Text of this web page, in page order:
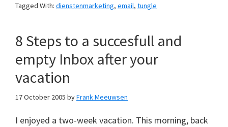
Tagged With: dienstenmarketing, email, tungle
8 Steps to a succesfull and
empty Inbox after your
vacation
17 October 2005 byFrank Meeuwsen
I enjoyed a two-week vacation. This morning, back